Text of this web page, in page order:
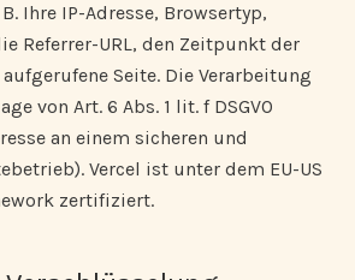
Ihre IP-Adresse, Browsertyp,
Referrer-URL, den Zeitpunkt der
Seite. Die Verarbeitung
von Art. 6 Abs. 1 lit. f DSGVO
an einem sicheren und
Vercel ist unter dem EU-US
zertifiziert.